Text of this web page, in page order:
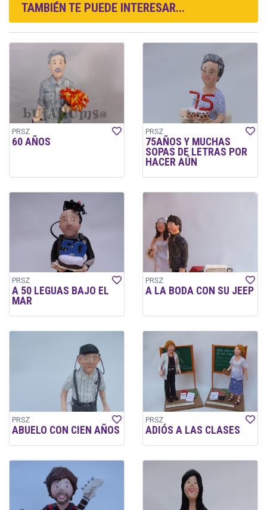
TAMBIÉN TE PUEDE INTERESAR...
PRSZ
60 AÑOS
PRSZ
75AÑOS Y MUCHAS
SOPAS DE LETRAS POR
HACER AÚN
PRSZ
A 50 LEGUAS BAJO EL
MAR
PRSZ
A LA BODA CON SU JEEP
PRSZ
ABUELO CON CIEN AÑOS
PRSZ
ADIÓS A LAS CLASES